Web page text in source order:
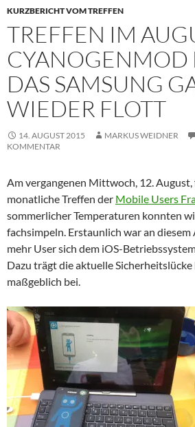
KURZBERICHT VOM TREFFEN
TREFFEN IM
CYANOGENMOD
DAS SAMSUNG
WIEDER FLOTT
14. AUGUST 2015 MARKUS WEIDNER
KOMMENTAR
Am vergangenen Mittwoch, 12. August,
monatliche Treffen der Mobile Users
sommerlicher Temperaturen konnten
fachsimpeln. Erstaunlich war an diesem
mehr User sich dem iOS-
Dazu trägt die aktuelle
maßgeblich bei.